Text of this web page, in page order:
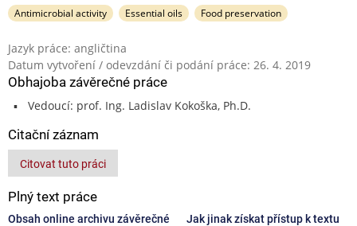
Antimicrobial activity Essential oils Food preservation
Jazyk práce: angličtina
Datum vytvoření / odevzdání či podání práce: 26. 4. 2019
Obhajoba závěrečné práce
Vedoucí: prof. Ing. Ladislav Kokoška, Ph.D.
Citační záznam
Citovat tuto práci
Plný text práce
Obsah online archivu závěrečné
Jak jinak získat přístup k textu